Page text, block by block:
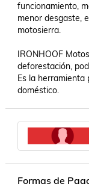
funcionamiento,
menor desgaste,
motosierra.
IRONHOOF
deforestación,
Es la herramienta
doméstico.
Formas de